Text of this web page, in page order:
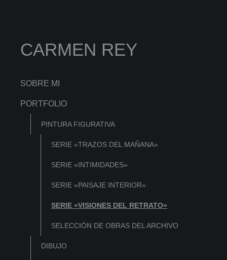
CARMEN REY
SOBRE MI
PORTFOLIO
PINTURA FIGURATIVA
SERIE «TRAZOS DEL MAÑANA»
SERIE «INTIMIDADES»
SERIE «PAISAJE INTERIOR»
SERIE «VISIONES DEL RETRATO»
SELECCIÓN DE OBRAS DEL ARCHIVO
DIBUJO